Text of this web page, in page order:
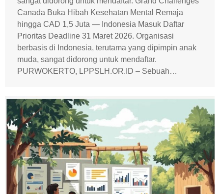
Canada Buka Hibah Kesehatan Mental Remaja
hingga CAD 1,5 Juta — Indonesia Masuk Daftar
Prioritas Deadline 31 Maret 2026. Organisasi
berbasis di Indonesia, terutama yang dipimpin anak
muda, sangat didorong untuk mendaftar.
PURWOKERTO, LPPSLH.OR.ID – Sebuah…